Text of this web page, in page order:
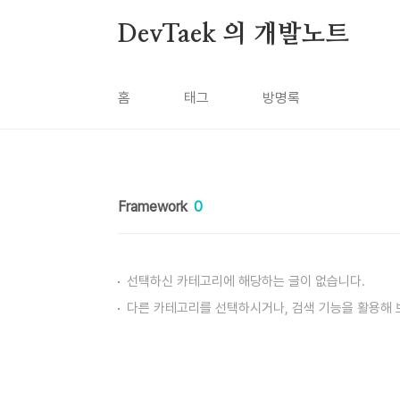
DevTaek 의 개발노트
홈 태그 방명록
Framework 0
선택하신 카테고리에 해당하는 글이 없습니다.
다른 카테고리를 선택하시거나, 검색 기능을 활용해